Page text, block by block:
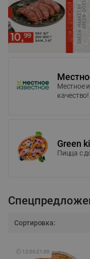
Местное
качество!
Green
Пицца c
Сортировка:
🕘 12:00-21:00